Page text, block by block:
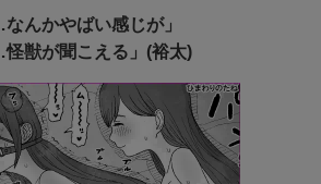
んかやばい感じが」
怪獣が聞こえる」(裕太)